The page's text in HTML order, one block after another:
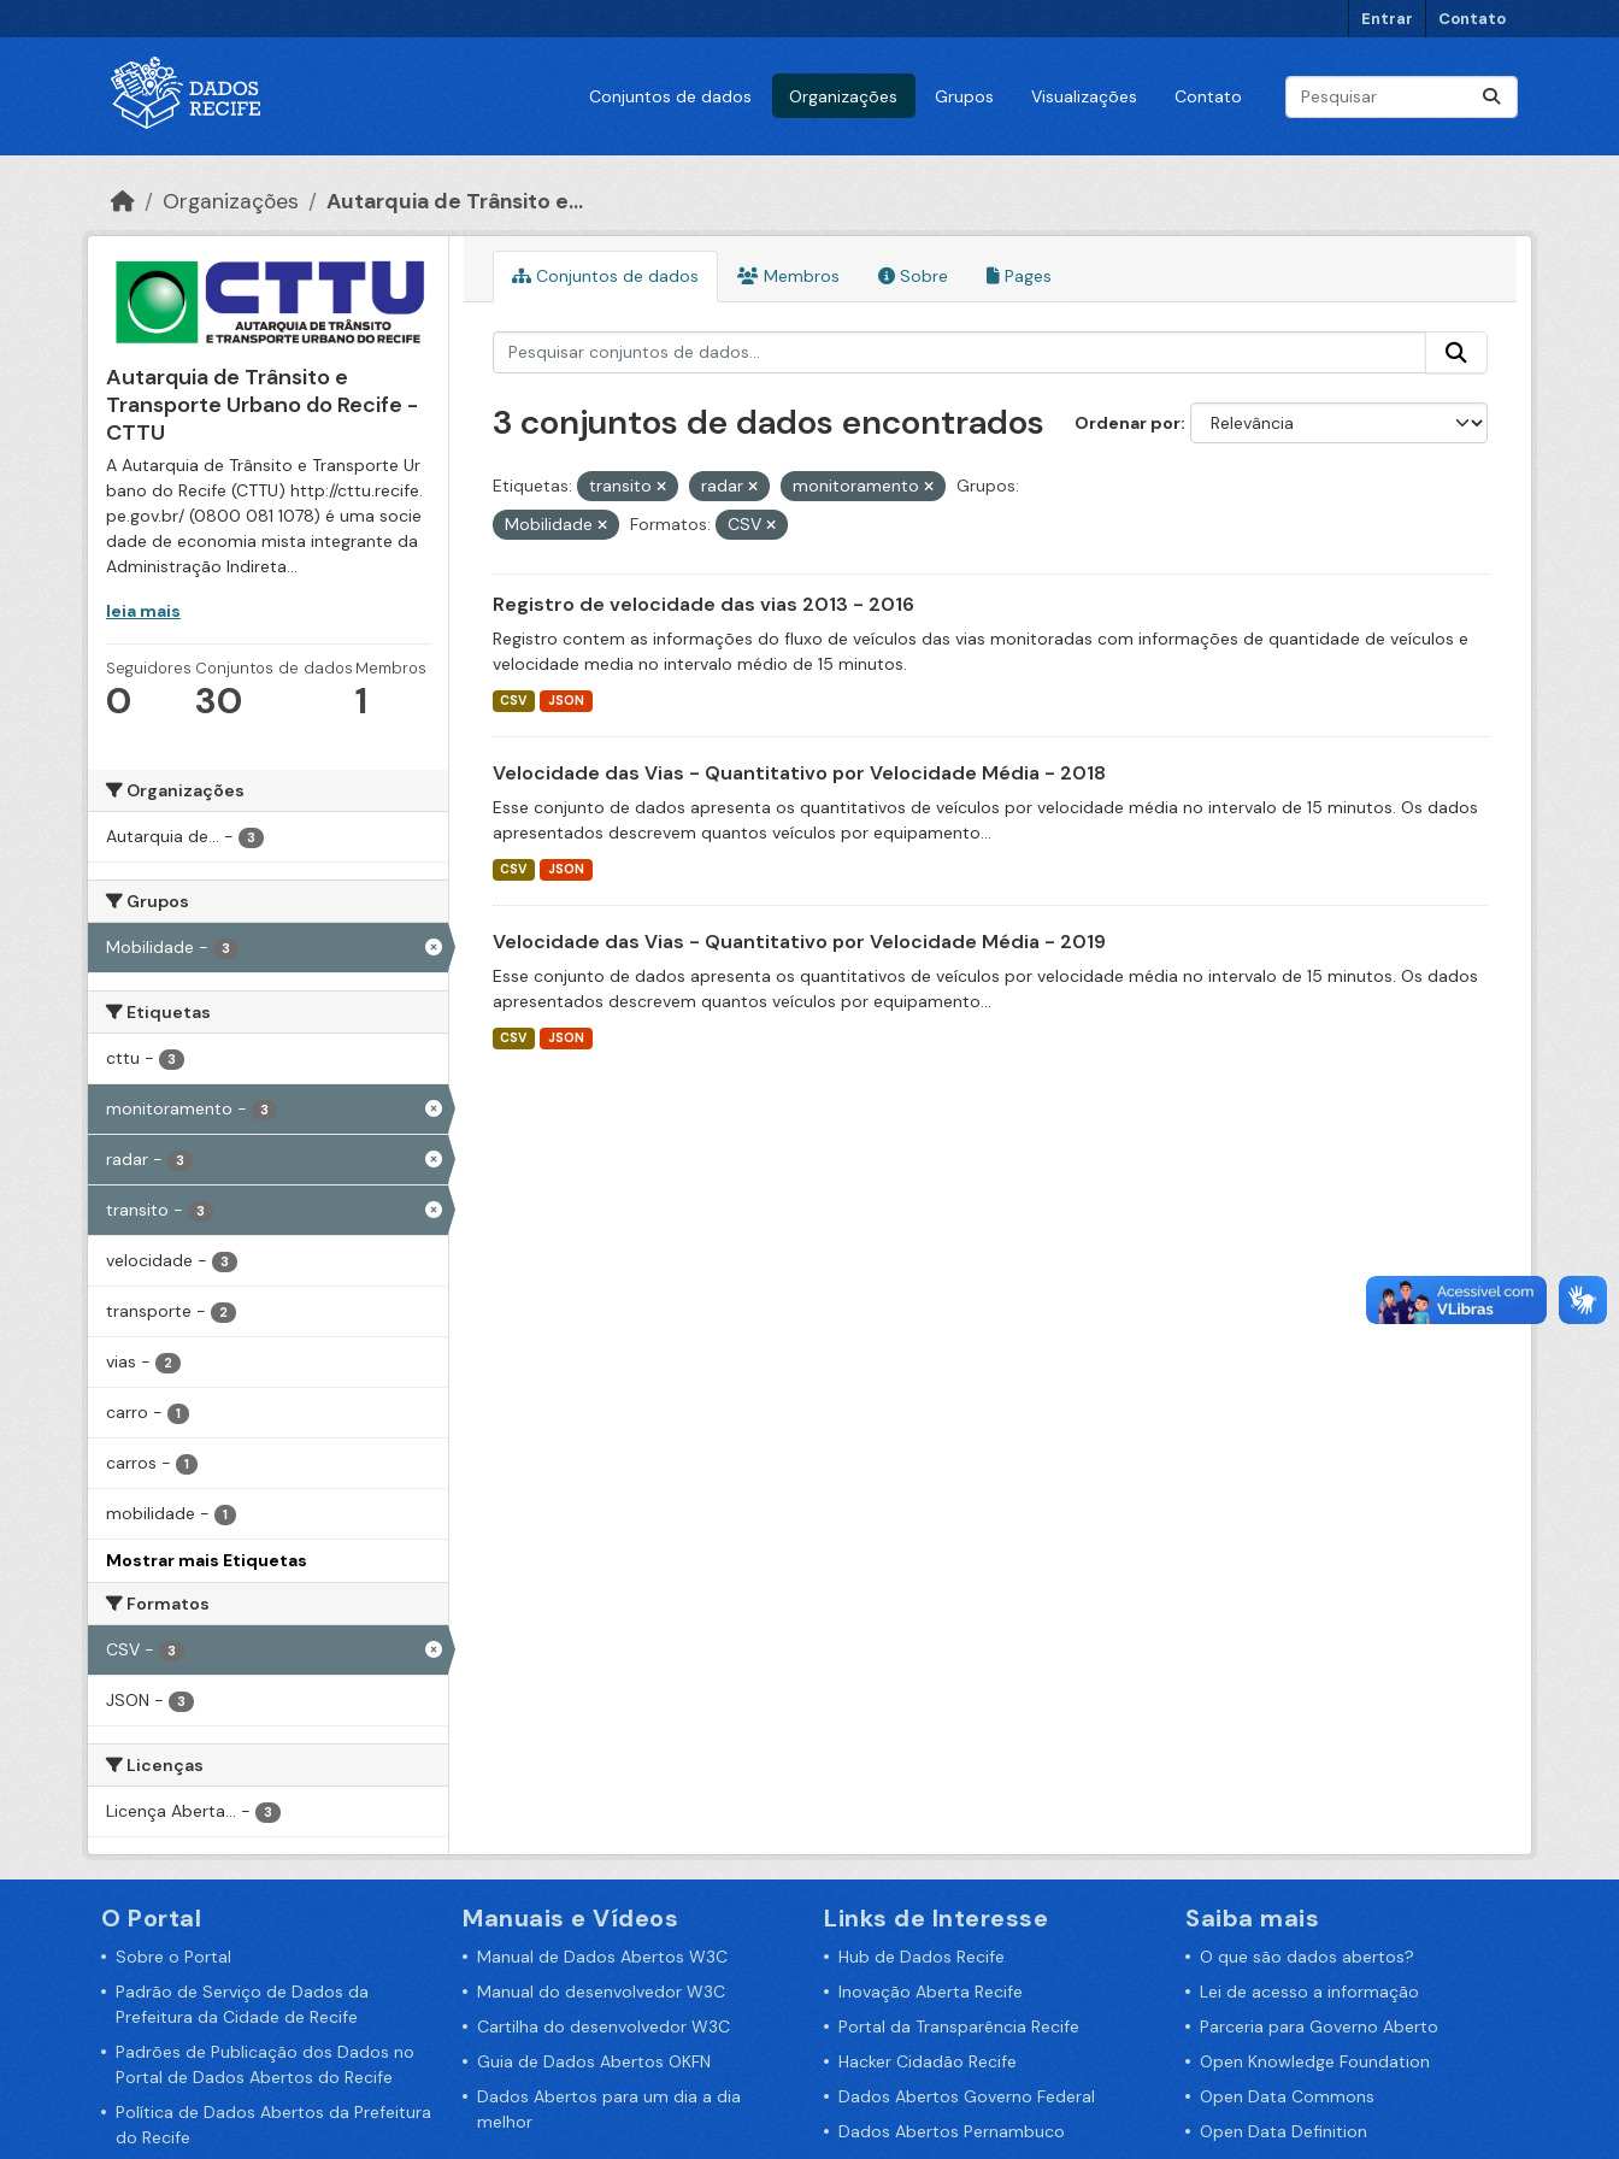
Entrar Contato
Conjuntos de dados Organizações Grupos Visualizações Contato
Organizações Autarquia de Trânsito e...
Autarquia de Trânsito e
Transporte Urbano do Recife -
CTTU
A Autarquia de Trânsito e Transporte Ur
bano do Recife (CTTU) http://cttu.recife.
pe.gov.br/ (0800 081 1078) é uma socie
dade de economia mista integrante da
Administração Indireta...
leia mais
Seguidores
0
Conjuntos de dados
30
Membros
1
Organizações
Autarquia de... - 3
Grupos
Mobilidade - 3
Etiquetas
cttu - 3
monitoramento - 3
radar - 3
transito - 3
velocidade - 3
transporte - 2
vias - 2
carro - 1
carros - 1
mobilidade - 1
Mostrar mais Etiquetas
Formatos
CSV - 3
JSON - 3
Licenças
Licença Aberta... - 3
Conjuntos de dados Membros Sobre Pages
Ordenar por
3 conjuntos de dados encontrados
Etiquetas: transito radar monitoramento
Grupos:
Mobilidade
Formatos: CSV
Registro de velocidade das vias 2013 - 2016
Registro contem as informações do fluxo de veículos das vias monitoradas com informações de quantidade de veículos e
velocidade media no intervalo médio de 15 minutos.
CSV JSON
Velocidade das Vias - Quantitativo por Velocidade Média - 2018
Esse conjunto de dados apresenta os quantitativos de veículos por velocidade média no intervalo de 15 minutos. Os dados
apresentados descrevem quantos veículos por equipamento...
CSV JSON
Velocidade das Vias - Quantitativo por Velocidade Média - 2019
Esse conjunto de dados apresenta os quantitativos de veículos por velocidade média no intervalo de 15 minutos. Os dados
apresentados descrevem quantos veículos por equipamento...
CSV JSON
O Portal
Sobre o Portal
Padrão de Serviço de Dados da
Prefeitura da Cidade de Recife
Padrões de Publicação dos Dados no
Portal de Dados Abertos do Recife
Política de Dados Abertos da Prefeitura
do Recife
Manuais e Vídeos
Manual de Dados Abertos W3C
Manual do desenvolvedor W3C
Cartilha do desenvolvedor W3C
Guia de Dados Abertos OKFN
Dados Abertos para um dia a dia
melhor
Links de Interesse
Hub de Dados Recife
Inovação Aberta Recife
Portal da Transparência Recife
Hacker Cidadão Recife
Dados Abertos Governo Federal
Dados Abertos Pernambuco
Saiba mais
O que são dados abertos?
Lei de acesso a informação
Parceria para Governo Aberto
Open Knowledge Foundation
Open Data Commons
Open Data Definition